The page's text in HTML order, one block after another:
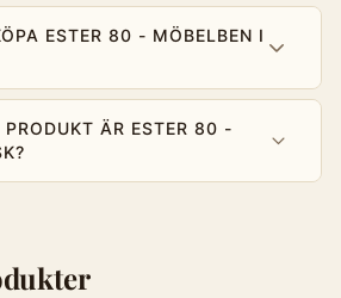
ESTER 80 - MÖBELBEN I
ÄR ESTER 80 -